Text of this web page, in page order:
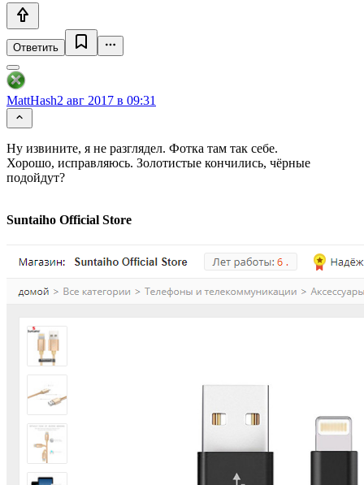
Ответить
MattHash2 авг 2017 в 09:31
Ну извините, я не разглядел. Фотка там так себе.
Хорошо, исправляюсь. Золотистые кончились, чёрные
подойдут?
Suntaiho Official Store